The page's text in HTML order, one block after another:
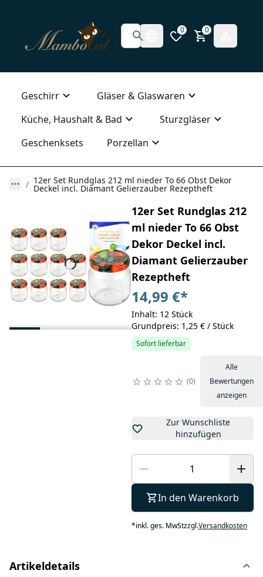
0 0
Geschirr
Gläser & Glaswaren
Küche, Haushalt & Bad
Sturzgläser
Geschenksets
Porzellan
12er Set Rundglas 212 ml nieder To 66 Obst Dekor
Deckel incl. Diamant Gelierzauber Rezeptheft
12er Set Rundglas 212
ml nieder To 66 Obst
Dekor Deckel incl.
Diamant Gelierzauber
Rezeptheft
14,99 €*
Inhalt: 12 Stück
Grundpreis: 1,25 € / Stück
Sofort lieferbar
0
Alle
Bewertungen
anzeigen
Zur Wunschliste
hinzufügen
In den Warenkorb
*inkl. ges. MwStzzgl.Versandkosten
Artikeldetails